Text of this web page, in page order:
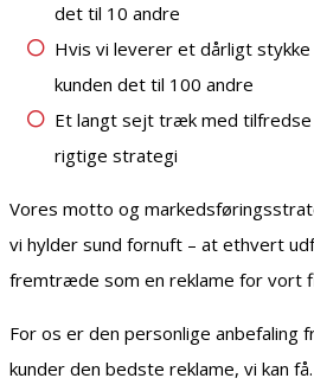
det til 10 andre
Hvis vi leverer et dårligt
kunden det til 100 andre
Et langt sejt træk med
rigtige strategi
Vores motto og
vi hylder sund fornuft – at ethvert
fremtræde som en reklame for vort
For os er den personlige anbefaling
kunder den bedste reklame, vi kan